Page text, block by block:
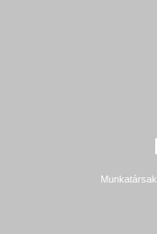
Munkatársak